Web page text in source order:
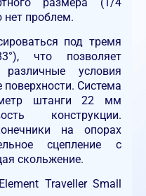
проблем.
под тремя
что позволяет
условия
Система
штанги 22 мм
конструкции.
на опорах
сцепление с
скольжение.
Traveller Small